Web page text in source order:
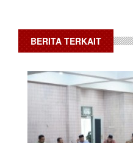
BERITA TERKAIT